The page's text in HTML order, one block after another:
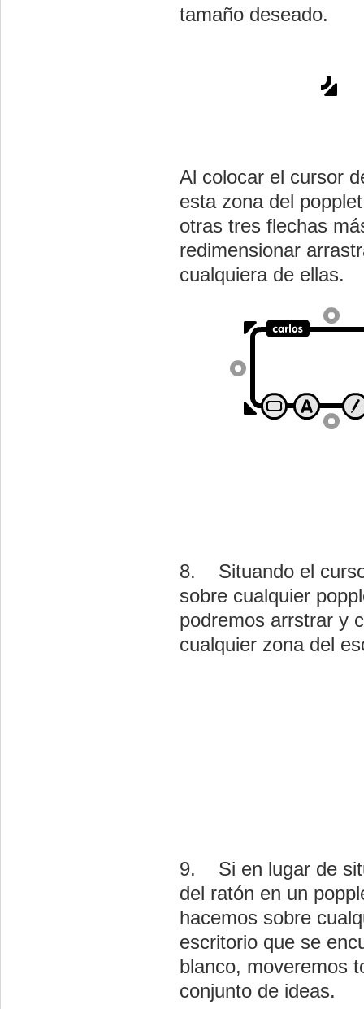
tamaño deseado.
Al colocar el cursor
esta zona del
otras tres flechas
redimensionar
cualquiera de ellas.
8. Situando el
sobre cualquier
podremos arrstrar y
cualquier zona del
9. Si en lugar de
del ratón en un
hacemos sobre
escritorio que se
blanco, moveremos
conjunto de ideas.